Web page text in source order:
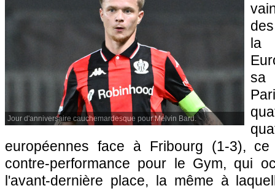
Jour d'anniversaire cauchemardesque pour Melvin Bard.
la
sa
européennes face à Fribourg (1-3),
contre-performance pour le Gym, qui
l'avant-dernière place, la même à